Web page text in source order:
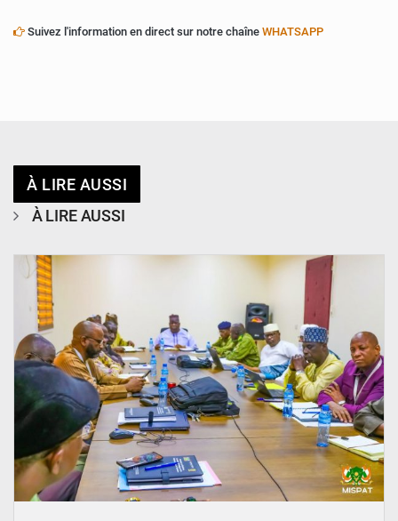
Suivez l'information en direct sur notre chaîne WHATSAPP
À LIRE AUSSI
À LIRE AUSSI